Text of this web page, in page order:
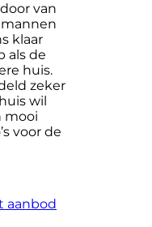
van
klaar
als de
huis.
zeker
wil
mooi
voor de
aanbod